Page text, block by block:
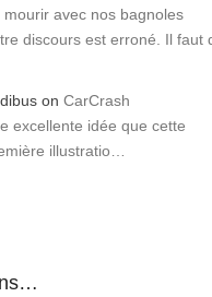
mourir avec nos bagnoles
discours est erroné. Il faut
on CarCrash
excellente idée que cette
illustratio…